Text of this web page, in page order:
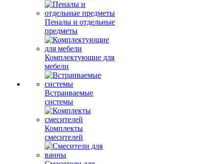
Пеналы и отдельные
предметы
Комплектующие для
мебели
Встраиваемые
системы
Комплекты
смесителей